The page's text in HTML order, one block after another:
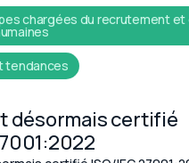
chargées du recrutement et
tendances
désormais certifié